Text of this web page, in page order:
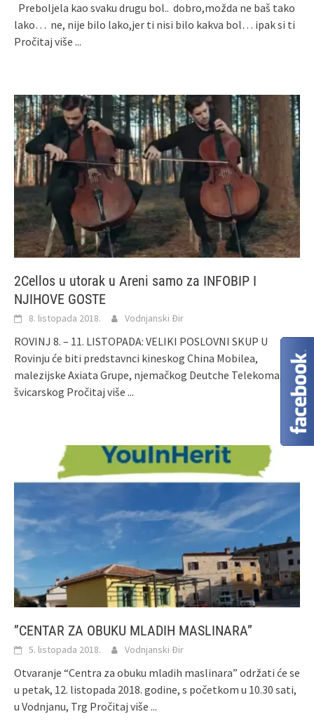
Preboljela kao svaku drugu bol.. dobro,možda ne baš tako
lako… ne, nije bilo lako,jer ti nisi bilo kakva bol… ipak si ti
Pročitaj više ...
2Cellos u utorak u Areni samo za INFOBIP I
NJIHOVE GOSTE
8. listopada 2018. Vodnjanski Đir
ROVINJ 8. – 11. LISTOPADA: VELIKI POSLOVNI SKUP U
Rovinju će biti predstavnci kineskog China Mobilea,
malezijske Axiata Grupe, njemačkog Deutche Telekoma,
švicarskog Pročitaj više ...
”CENTAR ZA OBUKU MLADIH MASLINARA”
5. listopada 2018. Vodnjanski Đir
Otvaranje “Centra za obuku mladih maslinara” održati će se
u petak, 12. listopada 2018. godine, s početkom u 10.30 sati,
u Vodnjanu, Trg Pročitaj više ...